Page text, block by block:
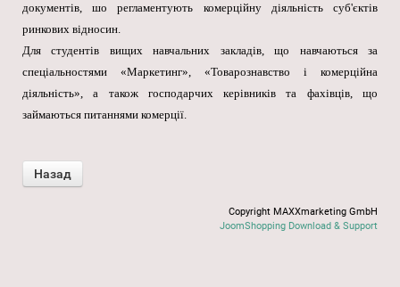
документів, шо регламентують комерційну діяльність суб'єктів
ринкових відносин.
Для студентів вищих навчальних закладів, що навчаються за
спеціальностями «Маркетинг», «Товарознавство і комерційна
діяльність», а також господарчих керівників та фахівців, що
займаються питаннями комерції.
Copyright MAXXmarketing GmbH
JoomShopping Download & Support